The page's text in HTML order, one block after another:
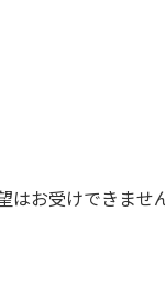
お受けできませ